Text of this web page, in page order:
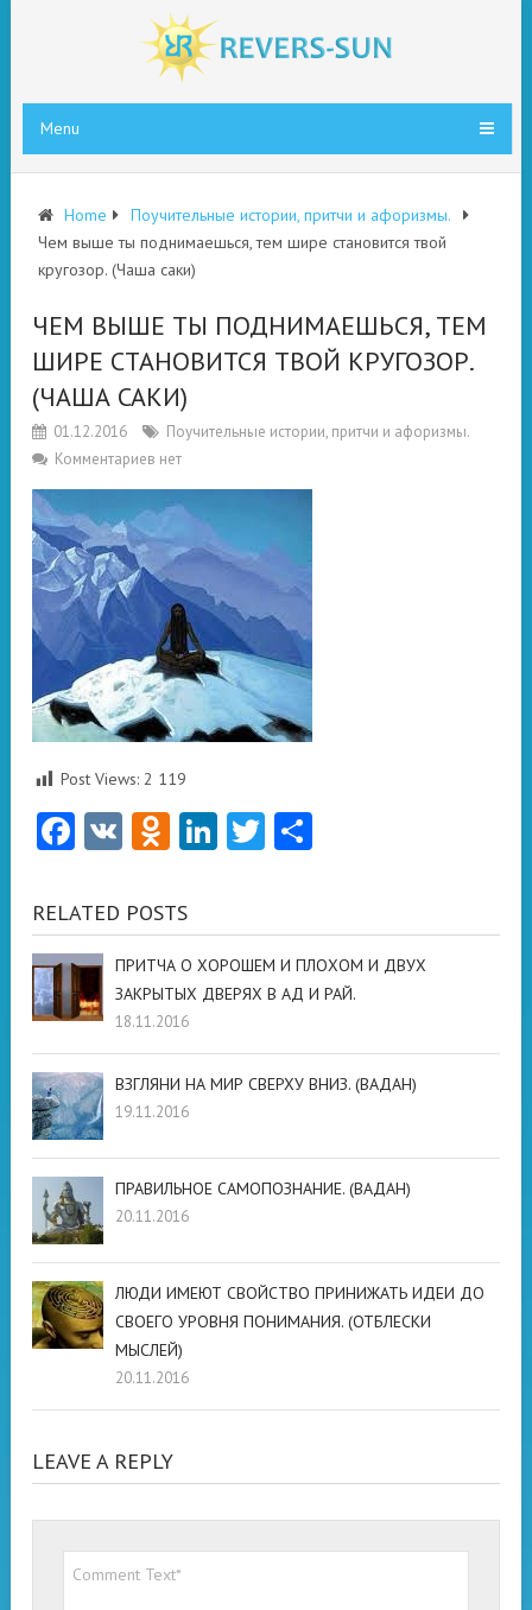
Menu
Home
Поучительные истории, притчи и афоризмы.
Чем выше ты поднимаешься, тем шире становится твой
кругозор. (Чаша саки)
ЧЕМ ВЫШЕ ТЫ ПОДНИМАЕШЬСЯ, ТЕМ
ШИРЕ СТАНОВИТСЯ ТВОЙ КРУГОЗОР.
(ЧАША САКИ)
01.12.2016
Поучительные истории, притчи и афоризмы.
Комментариев нет
Post Views: 2 119
Facebook
VK Odnoklassniki
LinkedIn
Twitter
RELATED POSTS
ПРИТЧА О ХОРОШЕМ И ПЛОХОМ И ДВУХ
ЗАКРЫТЫХ ДВЕРЯХ В АД И РАЙ.
18.11.2016
ВЗГЛЯНИ НА МИР СВЕРХУ ВНИЗ. (ВАДАН)
19.11.2016
ПРАВИЛЬНОЕ САМОПОЗНАНИЕ. (ВАДАН)
20.11.2016
ЛЮДИ ИМЕЮТ СВОЙСТВО ПРИНИЖАТЬ ИДЕИ ДО
СВОЕГО УРОВНЯ ПОНИМАНИЯ. (ОТБЛЕСКИ
МЫСЛЕЙ)
20.11.2016
LEAVE A REPLY